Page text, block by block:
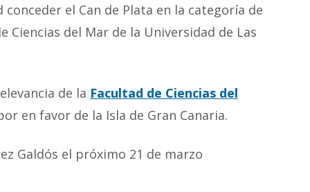
el Can de Plata en la categoría de
Ciencias del Mar de la Universidad de Las
de la Facultad de Ciencias del
en favor de la Isla de Gran Canaria.
Galdós el próximo 21 de marzo